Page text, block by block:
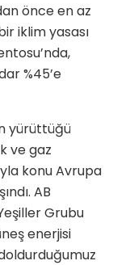
önce en az
iklim yasası
%45’e
yürüttüğü
ve gaz
konu Avrupa
AB
Grubu
enerjisi